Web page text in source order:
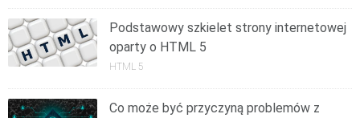
Podstawowy szkielet strony internetowej
oparty o HTML 5
HTML 5
Co może być przyczyną problemów z